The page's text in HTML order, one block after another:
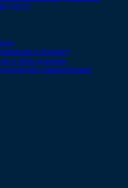
части
и ремонту
оборудования
наконечников